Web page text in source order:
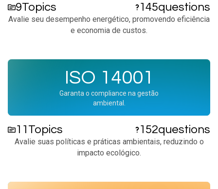
9Topics 145questions
Avalie seu desempenho energético, promovendo eficiência
e economia de custos.​
ISO 14001
Garanta o compliance na gestão
ambiental.
11 Topics 152questions
Avalie suas políticas e práticas ambientais, reduzindo o
impacto ecológico.​